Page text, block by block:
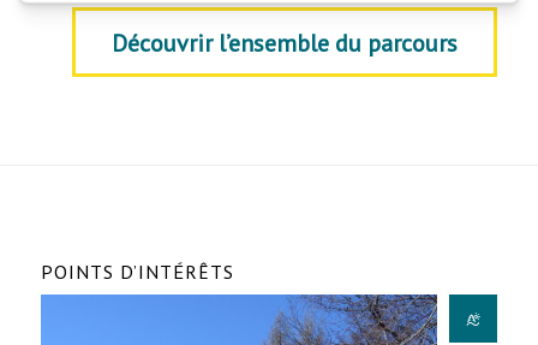
Découvrir l’ensemble du parcours
POINTS D’INTÉRÊTS